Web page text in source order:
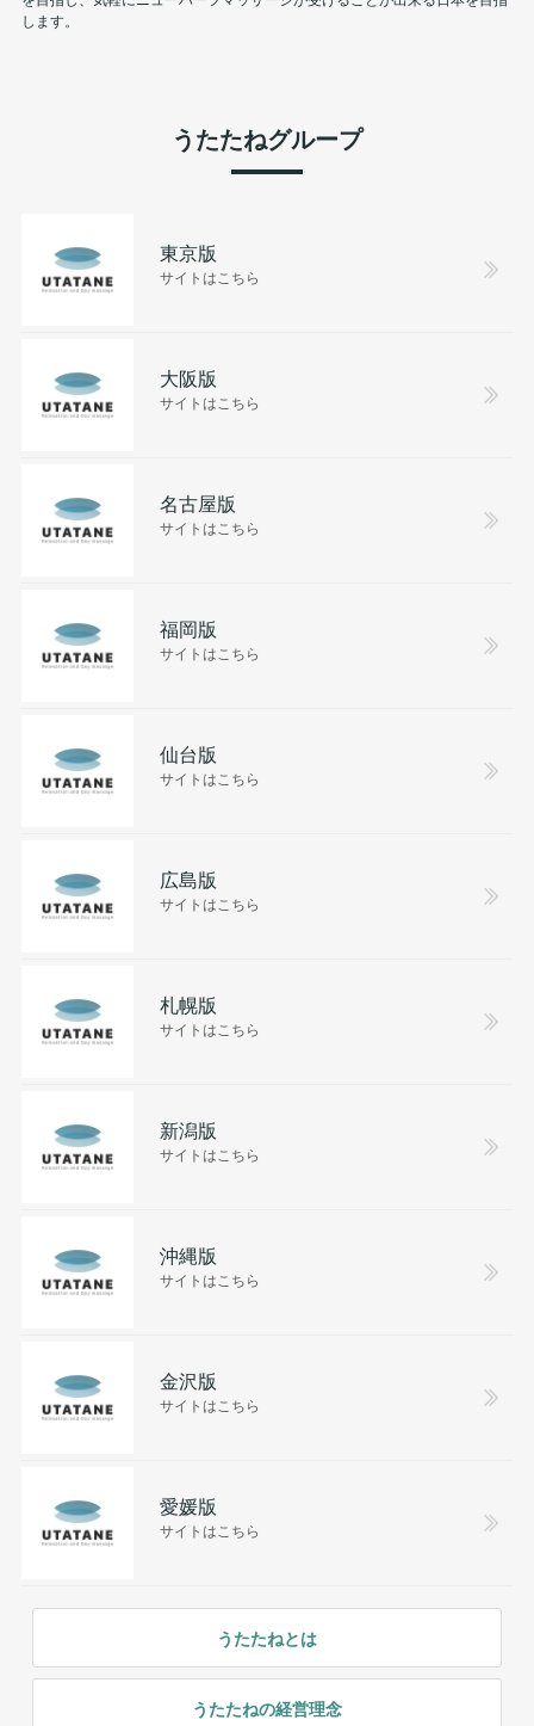
します。
うたたねグループ
東京版
サイトはこちら
大阪版
サイトはこちら
名古屋版
サイトはこちら
福岡版
サイトはこちら
仙台版
サイトはこちら
広島版
サイトはこちら
札幌版
サイトはこちら
新潟版
サイトはこちら
沖縄版
サイトはこちら
金沢版
サイトはこちら
愛媛版
サイトはこちら
うたたねとは
うたたねの経営理念